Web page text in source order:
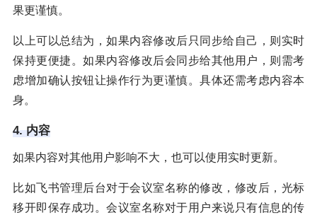
果更谨慎。
以上可以总结为，如果内容修改后只同步给自己，则实时
保持更便捷。如果内容修改后会同步给其他用户，则需考
虑增加确认按钮让操作行为更谨慎。具体还需考虑内容本
身。
4. 内容
如果内容对其他用户影响不大，也可以使用实时更新。
比如飞书管理后台对于会议室名称的修改，修改后，光标
移开即保存成功。会议室名称对于用户来说只有信息的传